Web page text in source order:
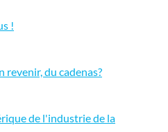
!
revenir, du cadenas?
de l'industrie de la